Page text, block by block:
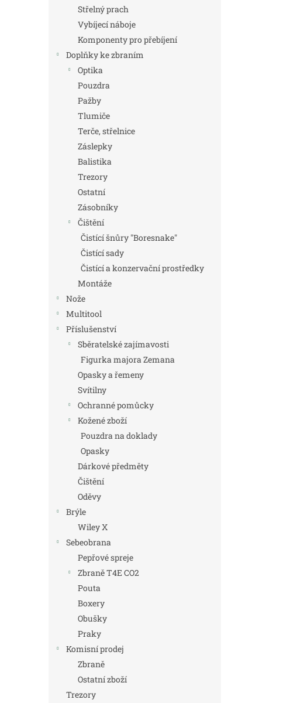
Střelný prach
Vybíjecí náboje
Komponenty pro přebíjení
Doplňky ke zbraním
Optika
Pouzdra
Pažby
Tlumiče
Terče, střelnice
Záslepky
Balistika
Trezory
Ostatní
Zásobníky
Čištění
Čistící šnůry "Boresnake"
Čistící sady
Čistící a konzervační prostředky
Montáže
Nože
Multitool
Příslušenství
Sběratelské zajímavosti
Figurka majora Zemana
Opasky a řemeny
Svítilny
Ochranné pomůcky
Kožené zboží
Pouzdra na doklady
Opasky
Dárkové předměty
Čištění
Oděvy
Brýle
Wiley X
Sebeobrana
Pepřové spreje
Zbraně T4E CO2
Pouta
Boxery
Obušky
Praky
Komisní prodej
Zbraně
Ostatní zboží
Trezory